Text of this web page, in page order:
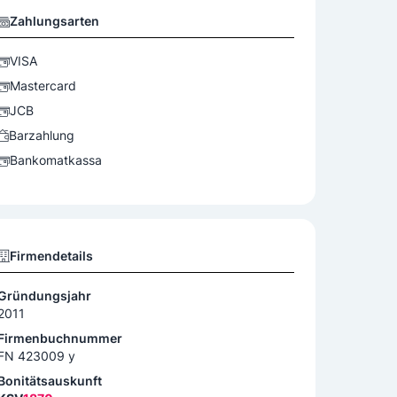
Zahlungsarten
VISA
Mastercard
JCB
Barzahlung
Bankomatkassa
Firmendetails
423009 y